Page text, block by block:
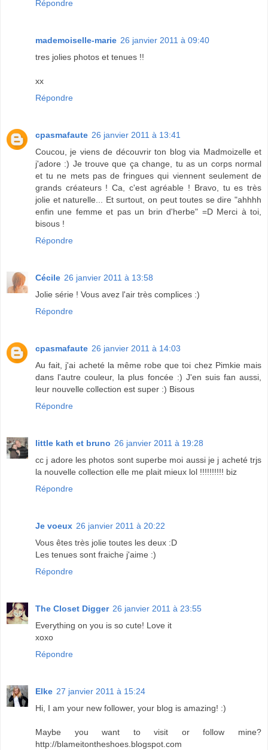
Répondre
mademoiselle-marie 26 janvier 2011 à 09:40
tres jolies photos et tenues !!
xx
Répondre
cpasmafaute 26 janvier 2011 à 13:41
Coucou, je viens de découvrir ton blog via Madmoizelle et
j'adore :) Je trouve que ça change, tu as un corps normal
et tu ne mets pas de fringues qui viennent seulement de
grands créateurs ! Ca, c'est agréable ! Bravo, tu es très
jolie et naturelle... Et surtout, on peut toutes se dire "ahhhh
enfin une femme et pas un brin d'herbe" =D Merci à toi,
bisous !
Répondre
Cécile 26 janvier 2011 à 13:58
Jolie série ! Vous avez l'air très complices :)
Répondre
cpasmafaute 26 janvier 2011 à 14:03
Au fait, j'ai acheté la même robe que toi chez Pimkie mais
dans l'autre couleur, la plus foncée :) J'en suis fan aussi,
leur nouvelle collection est super :) Bisous
Répondre
little kath et bruno 26 janvier 2011 à 19:28
cc j adore les photos sont superbe moi aussi je j acheté trjs
la nouvelle collection elle me plait mieux lol !!!!!!!!!! biz
Répondre
Je voeux 26 janvier 2011 à 20:22
Vous êtes très jolie toutes les deux :D
Les tenues sont fraiche j'aime :)
Répondre
The Closet Digger 26 janvier 2011 à 23:55
Everything on you is so cute! Love it
xoxo
Répondre
Elke 27 janvier 2011 à 15:24
Hi, I am your new follower, your blog is amazing! :)
Maybe you want to visit or follow mine?
http://blameitontheshoes.blogspot.com